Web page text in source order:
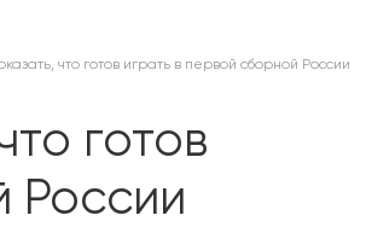
что готов играть в первой сборной России
готов
России